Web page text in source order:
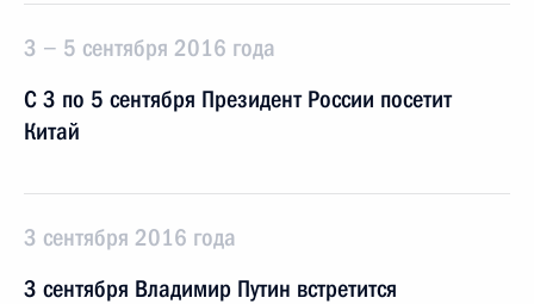
3 − 5 сентября 2016 года
С 3 по 5 сентября Президент России посетит
Китай
3 сентября 2016 года
3 сентября Владимир Путин встретится